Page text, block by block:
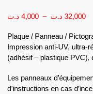
4,000 د.ت – 32,000 د.ت
Plaque / Panneau /
Impression anti-UV, ultra-
(adhésif – plastique
Les panneaux
d’instructions en cas